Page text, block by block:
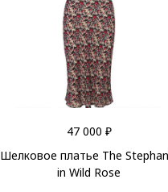
47 000 ₽
Шелковое платье The
in Wild Rose